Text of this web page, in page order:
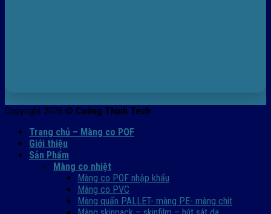
Copyright 2026 © Cường Thịnh Tech
Trang chủ – Màng co POF
Giới thiệu
Sản Phẩm
Màng co nhiệt
Màng co POF nhập khẩu
Màng co PVC
Màng quấn PALLET- màng PE- màng chit